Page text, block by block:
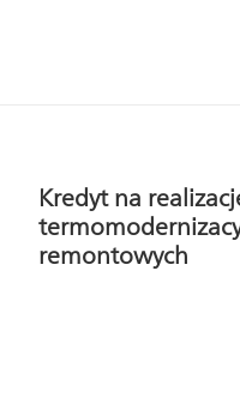
Kredyt na
remontowych